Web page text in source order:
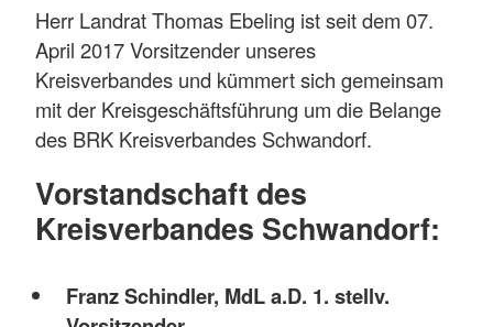
Herr Landrat Thomas Ebeling ist seit dem 07.
April 2017 Vorsitzender unseres
Kreisverbandes und kümmert sich gemeinsam
mit der Kreisgeschäftsführung um die Belange
des BRK Kreisverbandes Schwandorf.
Vorstandschaft des
Kreisverbandes Schwandorf:
Franz Schindler, MdL a.D. 1. stellv.